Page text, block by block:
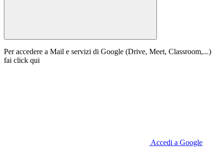
Per accedere a Mail e servizi di Google (Drive, Meet, Classroom,...)
fai click qui
Accedi a Google